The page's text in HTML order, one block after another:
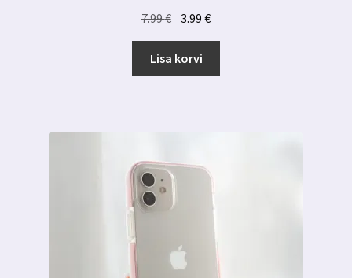
7.99€ Algne
hind
oli:
7.99 €.
3.99€Praegune
hind
3.99 €.
Lisa korvi